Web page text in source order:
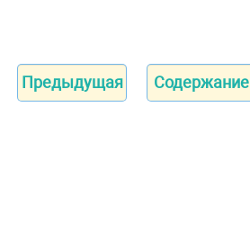
Предыдущая Содержание